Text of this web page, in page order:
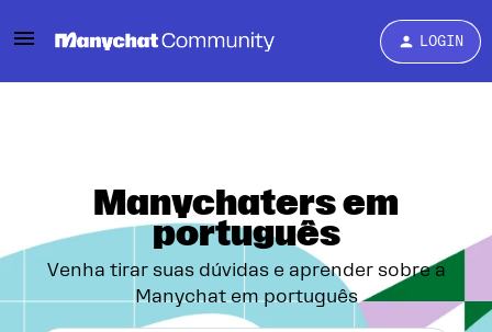
LOGIN
Manychaters em
português
Venha tirar suas dúvidas e aprender sobre a
Manychat em português